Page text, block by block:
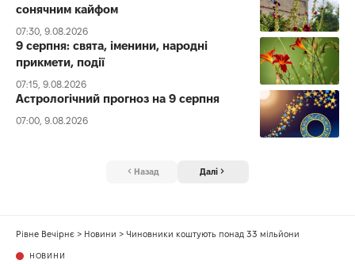
сонячним кайфом
07:30, 9.08.2026
9 серпня: свята, іменини, народні
прикмети, події
07:15, 9.08.2026
Астрологічний прогноз на 9 серпня
07:00, 9.08.2026
Назад Далі
Рівне Вечірнє > Новини > Чиновники коштують понад 33 мільйони
НОВИНИ